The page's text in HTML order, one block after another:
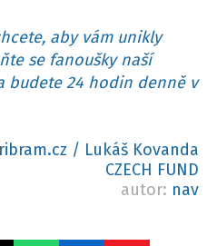
aby vám unikly
se fanoušky naší
budete 24 hodin denně v
/ Lukáš Kovanda
CZECH FUND
autor: nav